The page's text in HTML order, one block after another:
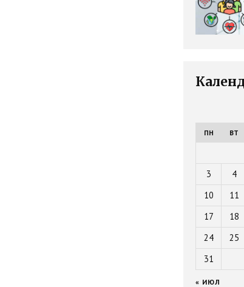
ПН ВТ
3
4
10
11
17
18
24
25
31
« ИЮЛ